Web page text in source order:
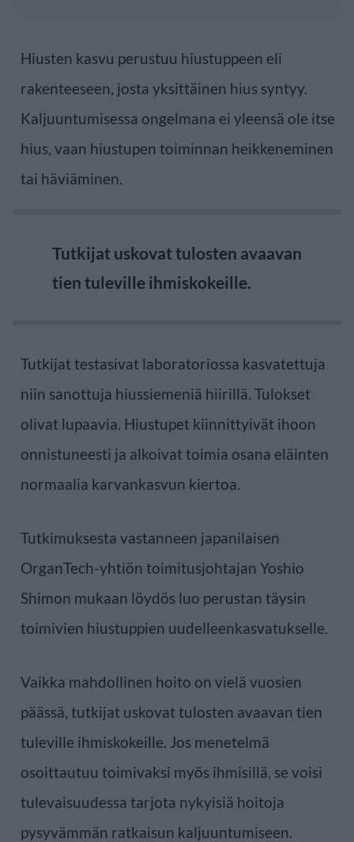
Hiusten kasvu perustuu hiustuppeen eli
rakenteeseen, josta yksittäinen hius syntyy.
Kaljuuntumisessa ongelmana ei yleensä ole itse
hius, vaan hiustupen toiminnan heikkeneminen
tai häviäminen.
Tutkijat uskovat tulosten avaavan
tien tuleville ihmiskokeille.
Tutkijat testasivat laboratoriossa kasvatettuja
niin sanottuja hiussiemeniä hiirillä. Tulokset
olivat lupaavia. Hiustupet kiinnittyivät ihoon
onnistuneesti ja alkoivat toimia osana eläinten
normaalia karvankasvun kiertoa.
Tutkimuksesta vastanneen japanilaisen
OrganTech-yhtiön toimitusjohtajan Yoshio
Shimon mukaan löydös luo perustan täysin
toimivien hiustuppien uudelleenkasvatukselle.
Vaikka mahdollinen hoito on vielä vuosien
päässä, tutkijat uskovat tulosten avaavan tien
tuleville ihmiskokeille. Jos menetelmä
osoittautuu toimivaksi myös ihmisillä, se voisi
tulevaisuudessa tarjota nykyisiä hoitoja
pysyvämmän ratkaisun kaljuuntumiseen.